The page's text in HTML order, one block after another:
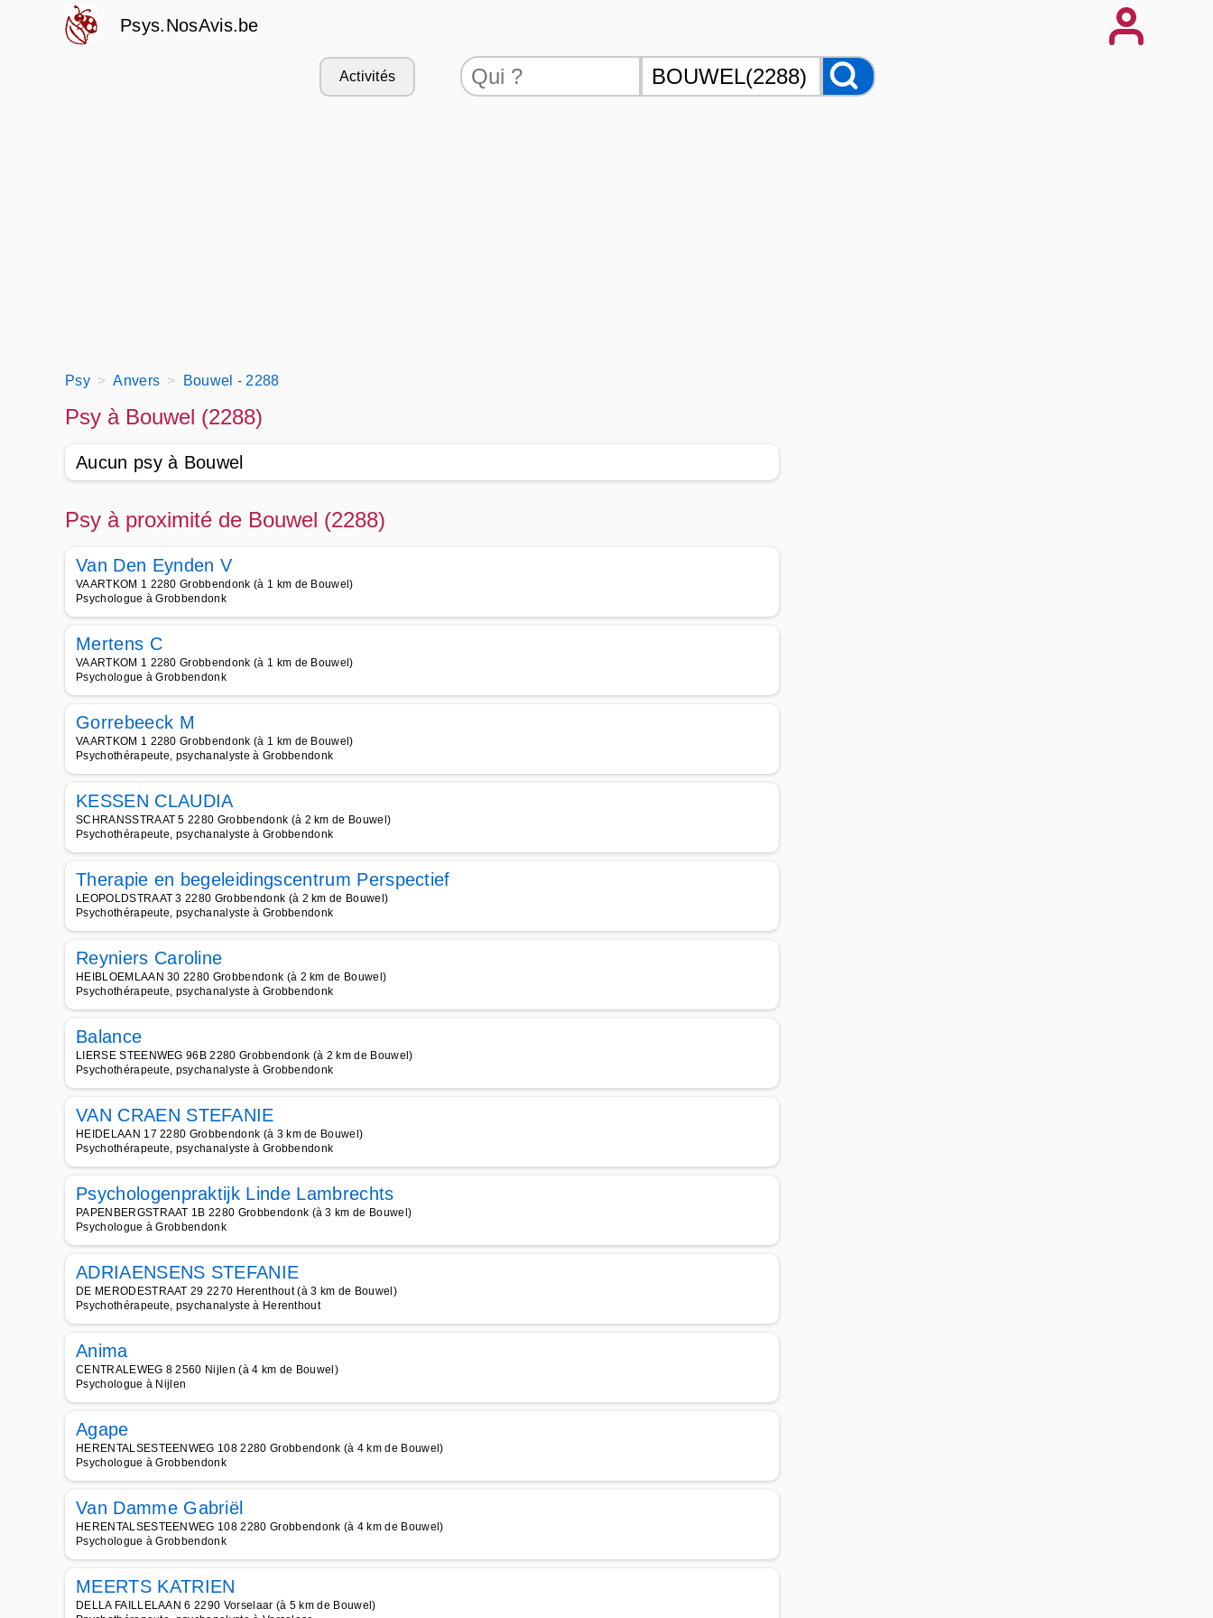
Psys.NosAvis.be
Activités
Psy Anvers Bouwel - 2288
Psy à Bouwel (2288)
Aucun psy à Bouwel
Psy à proximité de Bouwel (2288)
Van Den Eynden V
VAARTKOM 1 2280 Grobbendonk (à 1 km de Bouwel)
Psychologue à Grobbendonk
Mertens C
VAARTKOM 1 2280 Grobbendonk (à 1 km de Bouwel)
Psychologue à Grobbendonk
Gorrebeeck M
VAARTKOM 1 2280 Grobbendonk (à 1 km de Bouwel)
Psychothérapeute, psychanalyste à Grobbendonk
KESSEN CLAUDIA
SCHRANSSTRAAT 5 2280 Grobbendonk (à 2 km de Bouwel)
Psychothérapeute, psychanalyste à Grobbendonk
Therapie en begeleidingscentrum Perspectief
LEOPOLDSTRAAT 3 2280 Grobbendonk (à 2 km de Bouwel)
Psychothérapeute, psychanalyste à Grobbendonk
Reyniers Caroline
HEIBLOEMLAAN 30 2280 Grobbendonk (à 2 km de Bouwel)
Psychothérapeute, psychanalyste à Grobbendonk
Balance
LIERSE STEENWEG 96B 2280 Grobbendonk (à 2 km de Bouwel)
Psychothérapeute, psychanalyste à Grobbendonk
VAN CRAEN STEFANIE
HEIDELAAN 17 2280 Grobbendonk (à 3 km de Bouwel)
Psychothérapeute, psychanalyste à Grobbendonk
Psychologenpraktijk Linde Lambrechts
PAPENBERGSTRAAT 1B 2280 Grobbendonk (à 3 km de Bouwel)
Psychologue à Grobbendonk
ADRIAENSENS STEFANIE
DE MERODESTRAAT 29 2270 Herenthout (à 3 km de Bouwel)
Psychothérapeute, psychanalyste à Herenthout
Anima
CENTRALEWEG 8 2560 Nijlen (à 4 km de Bouwel)
Psychologue à Nijlen
Agape
HERENTALSESTEENWEG 108 2280 Grobbendonk (à 4 km de Bouwel)
Psychologue à Grobbendonk
Van Damme Gabriël
HERENTALSESTEENWEG 108 2280 Grobbendonk (à 4 km de Bouwel)
Psychologue à Grobbendonk
MEERTS KATRIEN
DELLA FAILLELAAN 6 2290 Vorselaar (à 5 km de Bouwel)